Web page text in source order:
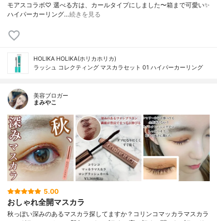
モアスコラボ♡ 選べる方は、カールタイプにしました〜箱まで可愛い✨
ハイパーカーリング…続きを見る
HOLIKA HOLIKA(ホリカホリカ)
ラッシュ コレクティング マスカラセット 01 ハイパーカーリング
美容ブロガー
まみやこ
5.00
おしゃれ全開マスカラ
秋っぽい深みのあるマスカラ探してますか？⁡⁡コリンコマッカラマスカラ